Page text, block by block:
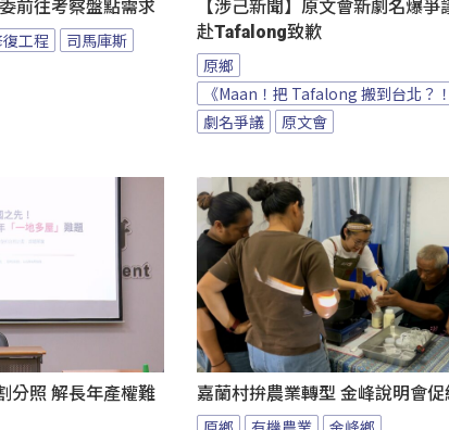
前往考察盤點需求
工程
司馬庫斯
【涉己新聞】原文會新劇名爆爭
赴Tafalong致歉
原鄉
《Maan！把 Tafalong 搬到台北？！
劇名爭議
原文會
分照 解長年產權難
嘉蘭村拚農業轉型 金峰說明會促